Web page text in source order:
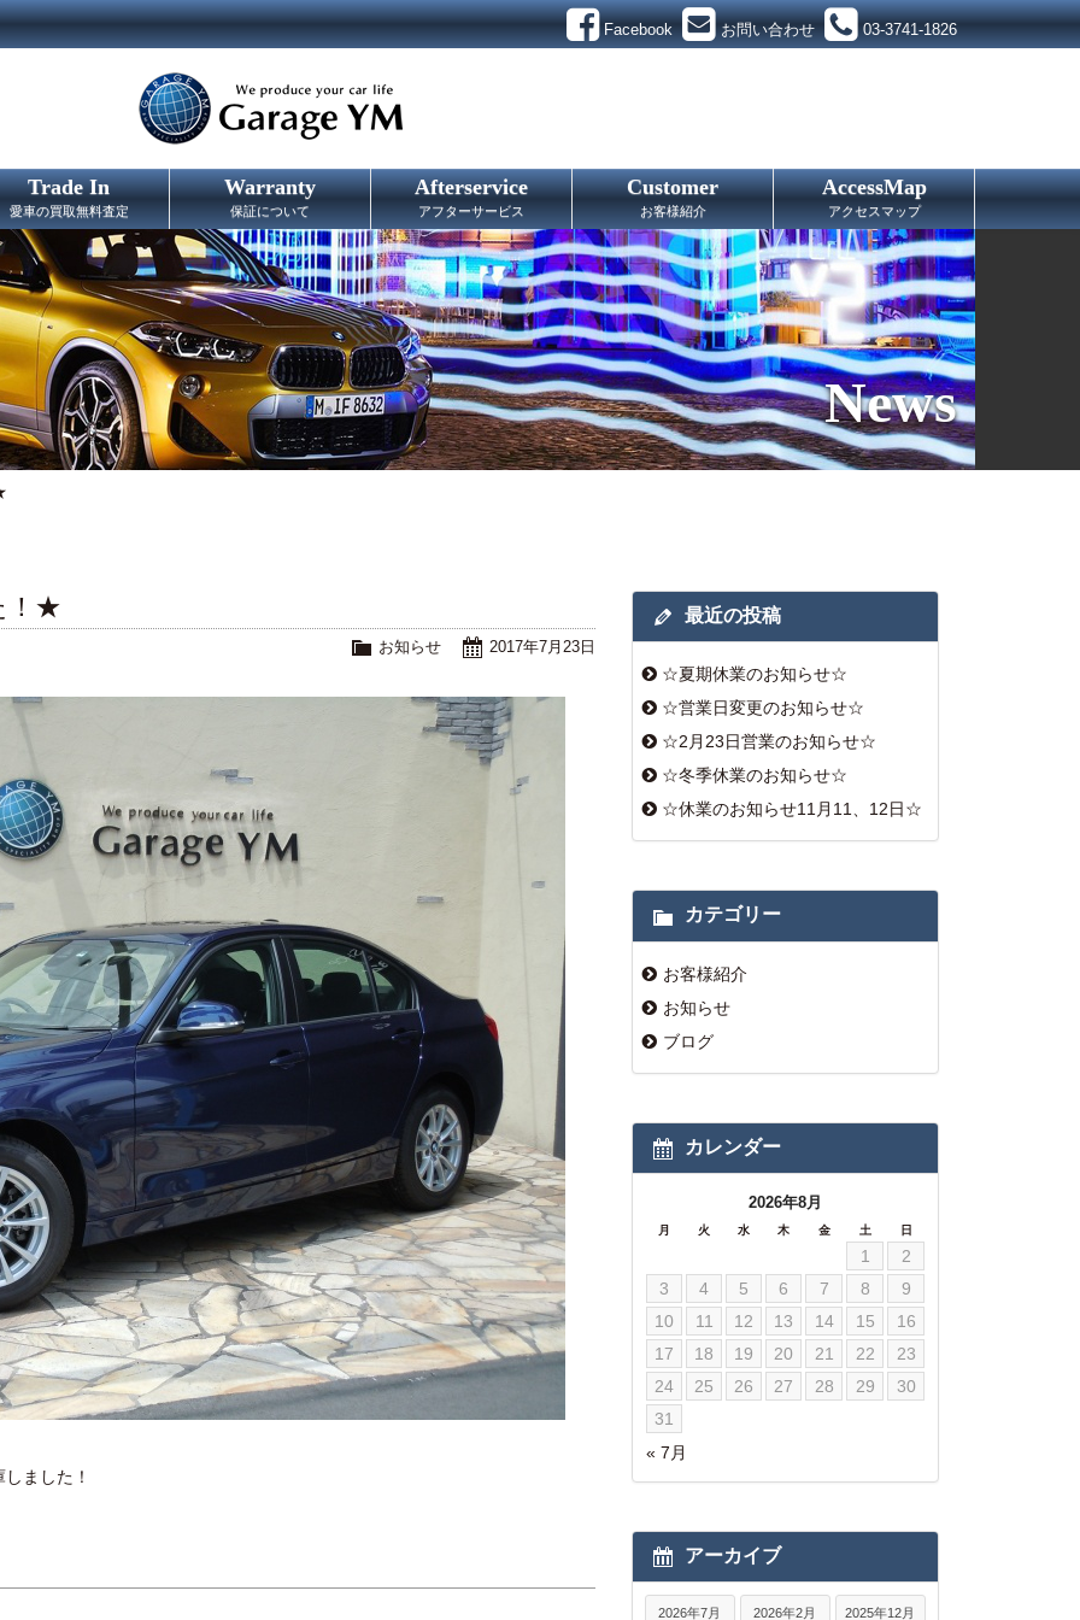
Facebook お問い合わせ 03-3741-1826
Trade In
愛車の買取無料査定
Warranty
保証について
Afterservice
アフターサービス
Customer
お客様紹介
AccessMap
アクセスマップ
News
！★
2017年7月23日
お知らせ
ました！
最近の投稿
☆夏期休業のお知らせ☆
☆営業日変更のお知らせ☆
☆2月23日営業のお知らせ☆
☆冬季休業のお知らせ☆
☆休業のお知らせ11月11、12日☆
カテゴリー
お客様紹介
お知らせ
ブログ
カレンダー
2026年8月
月 火 水 木 金 土 日
« 7月
1
2
3
4 5 6 7 8
9
10
11 12 13 14 15
16
17
18 19 20 21 22
23
24
25 26 27 28 29
30
31
アーカイブ
2026年7月 2026年2月 2025年12月